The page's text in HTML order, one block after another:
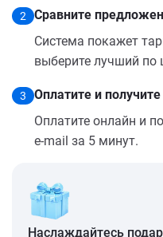
2
Сравните
Система покажет
выберите лучший по
3
Оплатите и
Оплатите онлайн и
e-mail за 5 минут.
Наслаждайтесь